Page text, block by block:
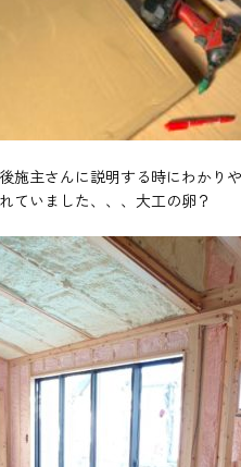
施主さんに説明する時にわかり
ていました、、、大工の卵？